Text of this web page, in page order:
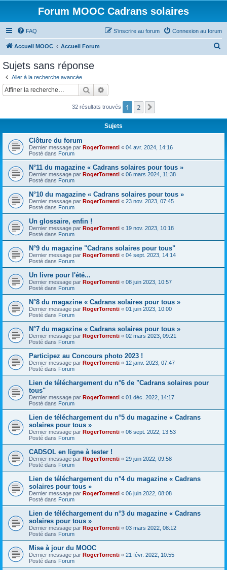
Forum MOOC Cadrans solaires
FAQ Connexion au forum
S’inscrire au forum
Accueil MOOC Accueil Forum
c
Sujets sans réponse
Aller à la recherche avancée
Rechercher
32 résultats trouvés 1 2
Sujets
Clôture du forum
Dernier message par RogerTorrenti « 04 avr. 2024, 14:16
Posté dans Forum
N°11 du magazine « Cadrans solaires pour tous »
Dernier message par RogerTorrenti « 06 mars 2024, 11:38
Posté dans Forum
N°10 du magazine « Cadrans solaires pour tous »
Dernier message par RogerTorrenti « 23 nov. 2023, 07:45
Posté dans Forum
Un glossaire, enfin !
Dernier message par RogerTorrenti « 19 nov. 2023, 10:18
Posté dans Forum
N°9 du magazine "Cadrans solaires pour tous"
Dernier message par RogerTorrenti « 04 sept. 2023, 14:14
Posté dans Forum
Un livre pour l'été...
Dernier message par RogerTorrenti « 08 juin 2023, 10:57
Posté dans Forum
N°8 du magazine « Cadrans solaires pour tous »
Dernier message par RogerTorrenti « 01 juin 2023, 10:00
Posté dans Forum
N°7 du magazine « Cadrans solaires pour tous »
Dernier message par RogerTorrenti « 02 mars 2023, 09:21
Posté dans Forum
Participez au Concours photo 2023 !
Dernier message par RogerTorrenti « 12 janv. 2023, 07:47
Posté dans Forum
Lien de téléchargement du n°6 de "Cadrans solaires pour
tous"
Dernier message par RogerTorrenti « 01 déc. 2022, 14:17
Posté dans Forum
Lien de téléchargement du n°5 du magazine « Cadrans
solaires pour tous »
Dernier message par RogerTorrenti « 06 sept. 2022, 13:53
Posté dans Forum
CADSOL en ligne à tester !
Dernier message par RogerTorrenti « 29 juin 2022, 09:58
Posté dans Forum
Lien de téléchargement du n°4 du magazine « Cadrans
solaires pour tous »
Dernier message par RogerTorrenti « 06 juin 2022, 08:08
Posté dans Forum
Lien de téléchargement du n°3 du magazine « Cadrans
solaires pour tous »
Dernier message par RogerTorrenti « 03 mars 2022, 08:12
Posté dans Forum
Mise à jour du MOOC
Dernier message par RogerTorrenti « 21 févr. 2022, 10:55
Posté dans Forum